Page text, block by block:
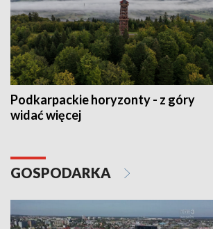
Podkarpackie horyzonty - z góry
widać więcej
GOSPODARKA